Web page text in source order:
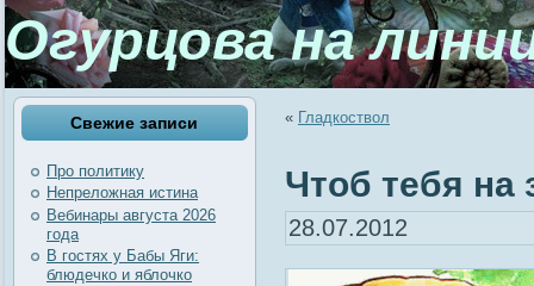
Огурцова на
Свежие записи
Про политику
Непреложная истина
Вебинары августа 2026
года
В гостях у Бабы Яги:
блюдечко и яблочко
« Гладкоствол
Чтоб тебя на
28.07.2012